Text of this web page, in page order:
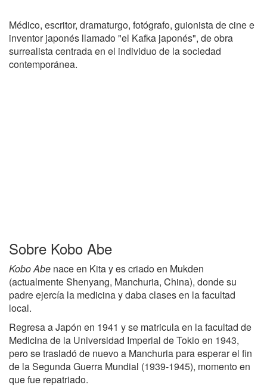
Médico, escritor, dramaturgo, fotógrafo, guionista de cine e
inventor japonés llamado "el Kafka japonés", de obra
surrealista centrada en el individuo de la sociedad
contemporánea.
Sobre Kobo Abe
Kobo Abe nace en Kita y es criado en Mukden
(actualmente Shenyang, Manchuria, China), donde su
padre ejercía la medicina y daba clases en la facultad
local.
Regresa a Japón en 1941 y se matricula en la facultad de
Medicina de la Universidad Imperial de Tokio en 1943,
pero se trasladó de nuevo a Manchuria para esperar el fin
de la Segunda Guerra Mundial (1939-1945), momento en
que fue repatriado.